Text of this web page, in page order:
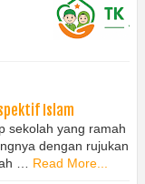
Islam
sekolah yang ramah
dengan rujukan
… Read More...